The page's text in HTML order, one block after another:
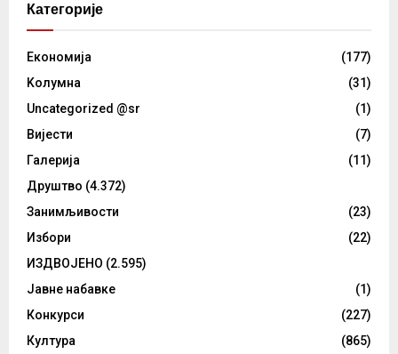
Категорије
Eкономија
(177)
Kолумнa
(31)
Uncategorized @sr
(1)
Вијести
(7)
Галерија
(11)
Друштво (4.372)
Занимљивости
(23)
Избори
(22)
ИЗДВОЈЕНО (2.595)
Јавне набавке
(1)
Конкурси
(227)
Култура
(865)